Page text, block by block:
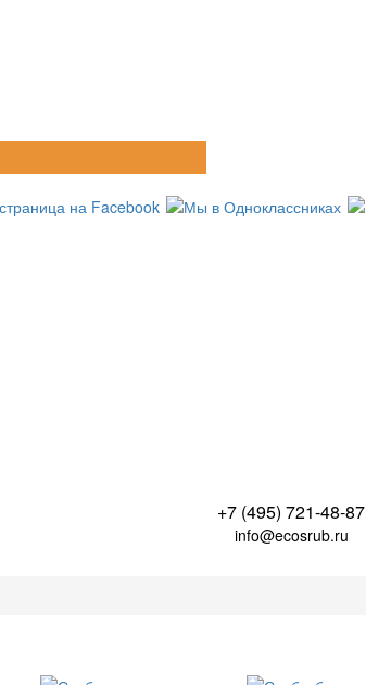
+7 (495) 721-48-87
info@ecosrub.ru